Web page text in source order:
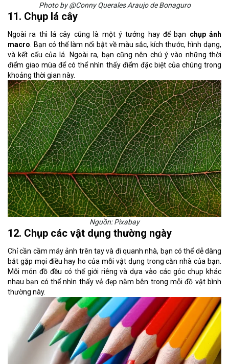
Photo by @Conny Querales Araujo de Bonaguro
11. Chụp lá cây
Ngoài ra thì lá cây cũng là một ý tưởng hay để bạn chụp ảnh
macro . Bạn có thể làm nổi bật về màu sắc, kích thước, hình dạng,
và kết cấu của lá. Ngoài ra, bạn cũng nên chú ý vào những thời
điểm giao mùa để có thể nhìn thấy điểm đặc biệt của chúng trong
khoảng thời gian này.
Nguồn: Pixabay
12. Chụp các vật dụng thường ngày
Chỉ cần cầm máy ảnh trên tay và đi quanh nhà, bạn có thể dễ dàng
bắt gặp mọi điều hay ho của mỗi vật dụng trong căn nhà của bạn.
Mỗi món đồ đều có thế giới riêng và dựa vào các góc chụp khác
nhau bạn có thể nhìn thấy vẻ đẹp nằm bên trong mỗi đồ vật bình
thường này.